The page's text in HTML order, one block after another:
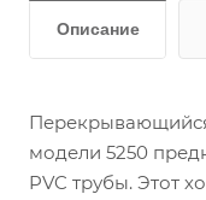
Описание
модели 5250
PVC трубы. Этот